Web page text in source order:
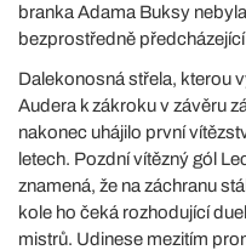
branka Adama Buksy
bezprostředně
Dalekonosná střela, kterou
Audera k zákroku v závěru
nakonec uhájilo první
letech. Pozdní vítězný gól
znamená, že na záchranu
kole ho čeká rozhodující
mistrů. Udinese mezitím